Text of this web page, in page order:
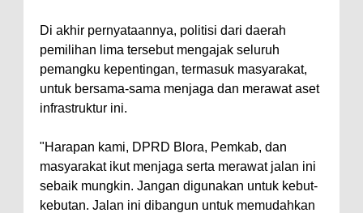
Di akhir pernyataannya, politisi dari daerah
pemilihan lima tersebut mengajak seluruh
pemangku kepentingan, termasuk masyarakat,
untuk bersama-sama menjaga dan merawat aset
infrastruktur ini.
"Harapan kami, DPRD Blora, Pemkab, dan
masyarakat ikut menjaga serta merawat jalan ini
sebaik mungkin. Jangan digunakan untuk kebut-
kebutan. Jalan ini dibangun untuk memudahkan